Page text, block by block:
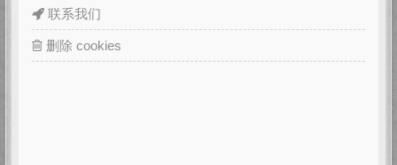
联系我们
删除 cookies